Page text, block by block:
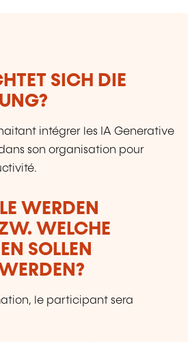
SICH DIE
intégrer les IA Generative
son organisation pour
WERDEN
WELCHE
SOLLEN
le participant sera